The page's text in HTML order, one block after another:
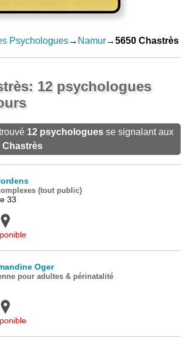
Psychologues→ Namur→5650 Chastrès
12 psychologues
12 psychologues se signalant aux
Chastrès
(tout public)
33
Oger
pour adultes & périnatalité